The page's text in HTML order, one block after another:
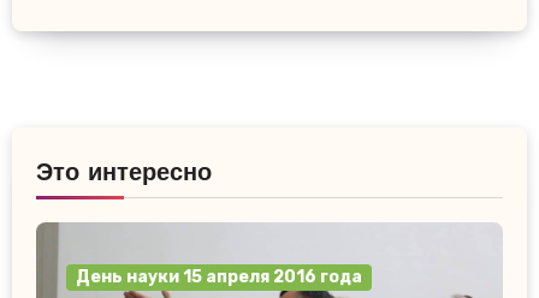
Это интересно
День науки 15 апреля 2016 года